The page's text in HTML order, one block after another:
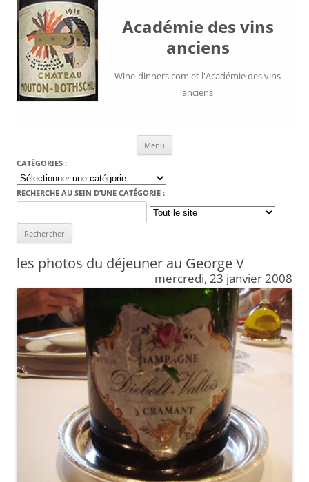
Académie des vins
anciens
Wine-dinners.com et l'Académie des vins
anciens
Menu
CATÉGORIES :
Catégories
:
RECHERCHE AU SEIN D’UNE CATÉGORIE :
for:
les photos du déjeuner au George V
mercredi, 23 janvier 2008